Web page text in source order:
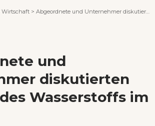
Wirtschaft > Abgeordnete und Unternehmer diskutierten Zukunft des Wasserstoffs im Verkehr
und
diskutierten
Wasserstoffs im